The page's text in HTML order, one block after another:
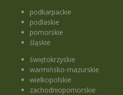
podkarpackie
podlaskie
pomorskie
śląskie
świętokrzyskie
warmińsko-mazurskie
wielkopolskie
zachodniopomorskie